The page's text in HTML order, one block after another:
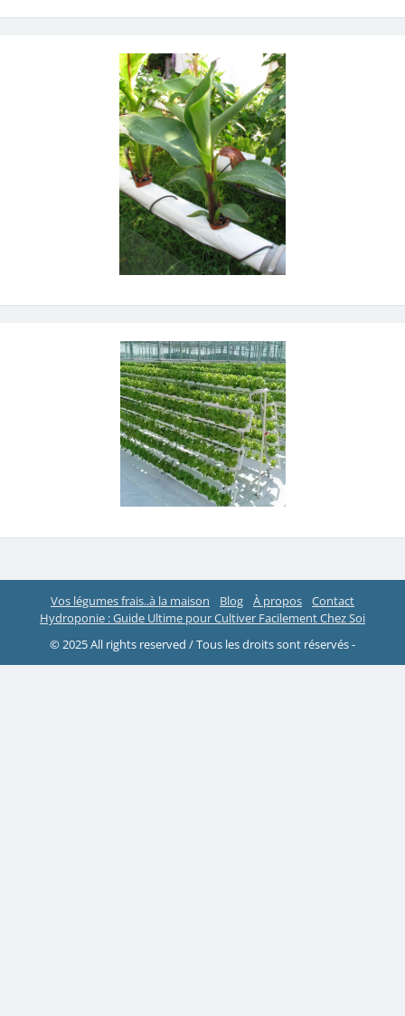
Vos légumes frais..à la maison Blog À propos
Contact
Hydroponie : Guide Ultime pour Cultiver Facilement Chez Soi
© 2025 All rights reserved / Tous les droits sont réservés -